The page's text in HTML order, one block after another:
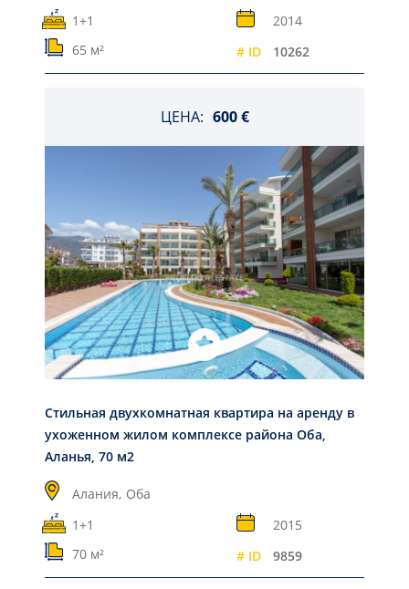
1+1
2014
65 м²
# ID 10262
ЦЕНА: 600 €
Стильная двухкомнатная квартира на аренду в
ухоженном жилом комплексе района Оба,
Аланья, 70 м2
Алания, Оба
1+1
2015
70 м²
# ID 9859